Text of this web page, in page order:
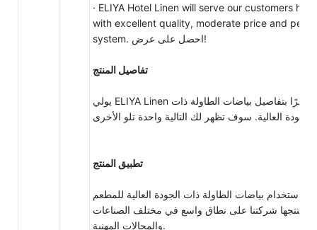
· ELIYA Hotel Linen will serve our customers
with excellent quality, moderate price and
system. احصل على عرض!
تفاصيل المنتج
يولي ELIYA Linen اهتمامًا كبيرًا بتفاصيل بياضات الطاولة ذات
تطبيق المنتج
استخدام بياضات الطاولة ذات الجودة العالية للمطعم
تنتجها شركتنا على نطاق واسع في مختلف الصناعات
والمجالات المهنية.